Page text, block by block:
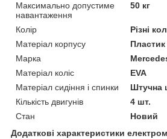
Максимально допустиме
навантаження
50 кг
Колір
Різні
Матеріал корпусу
Пластик
Марка
Матеріал коліс
EVA
Матеріал сидіння і спинки
Штучна
Кількість двигунів
4 шт.
Стан
Новий
Додаткові характеристики